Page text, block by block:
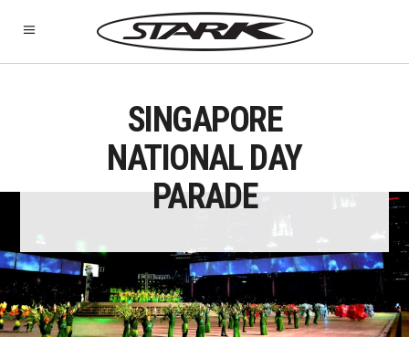
SINGAPORE
NATIONAL DAY
PARADE